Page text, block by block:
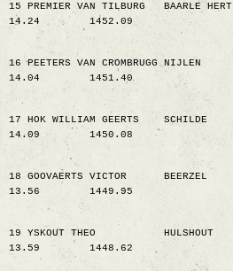
15 PREMIER VAN TILBURG BAARLE HERT
14.24
1452.09
16 PEETERS VAN CROMBRUGG NIJLEN
14.04
1451.40
17 HOK WILLIAM GEERTS SCHILDE
14.09
1450.08
18 GOOVAERTS VICTOR BEERZEL
13.56
1449.95
19 YSKOUT THEO HULSHOUT
13.59
1448.62